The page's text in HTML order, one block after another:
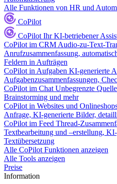
Alle Funktionen von HR und
CoPilot
CoPilot Ihr KI-betriebener
CoPilot im CRM Audio-zu-Text-
Anrufzusammenfassung,
Feldern in Aufträgen
CoPilot in Aufgaben KI-generierte
Aufgabenzusammenfassungen,
CoPilot im Chat Unbegrenzte
Brainstorming und mehr
CoPilot in Websites und
Anfrage, KI-generierte Bilder,
CoPilot im Feed Thread-
Textbearbeitung und –erstellung,
Textübersetzung
Alle CoPilot Funktionen anzeigen
Alle Tools anzeigen
Preise
Information